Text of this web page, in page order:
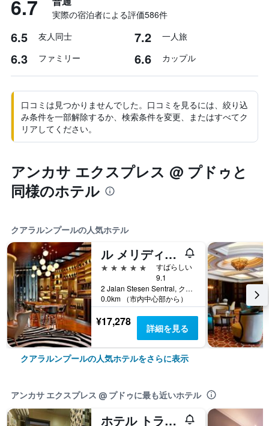
6.7 実際の宿泊者による評価586​件
6.5 友人同士 7.2 一人旅
6.3 ファミリー 6.6 カップル
口コミは見つかりませんでした。口コミを見るには、絞り込
み条件を一部解除するか、検索条件を変更、またはすべてク
リアしてください。
アンカサ エクスプレス @ プドゥと
同様のホテル
クアラルンプールの人気ホテル
ル メリディアン クアラルンプール
5つ星
すばらしい
9.1
2 Jalan Stesen Sentral, クアラルンプール, マレーシア
0.0km （市内中心部から）
¥17,278 詳細を見る
クアラルンプールの人気ホテルをさらに表示
アンカサ エクスプレス @ プドゥに最も近いホテル
ホテル トランジット クアラ ルンプール